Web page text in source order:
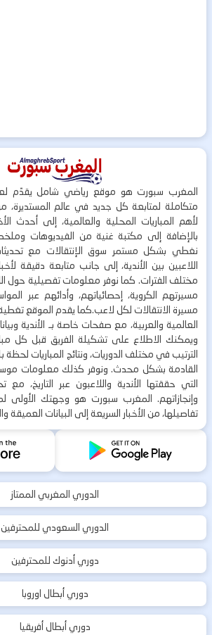
المغرب سبورت هو موقع رياضي شامل يقدّم
متكاملة لمتابعة كل جديد في عالم
لأهم المباريات المحلية والعالمية، إلى أحدث
بالإضافة إلى مكتبة غنية من الفيديوهات
نغطي بشكل مستمر سوق الإنتقالات مع
اللاعبين بين الأندية، إلى جانب متابعة دقيقة
مختلف الفترات. كما نوفر معلومات تفصيلية حول
مسيرتهم الكروية، إحصائياتهم، وأدائهم عبر
مسيرة الانتقالات لكل لاعب.كما يقدم الموقع
العالمية والعربية، مع صفحات خاصة بـ الأندية
ويمكنك الاطلاع على تشكيلة الفريق قبل كل
الترتيب في مختلف الدوريات، ونتائج المباريات
القادمة بشكل محدث. ونوفر كذلك معلومات
التي حققتها الأندية واللاعبون عبر التاريخ،
وإنجازاتهم. المغرب سبورت هو وجهتك الأولى
تفاصيلها، من الأخبار السريعة إلى البيانات العميقة
الدوري المغربي الممتاز
الدوري السعودي للمحترفين
دوري أدنوك للمحترفين
دوري أبطال اوروبا
دوري أبطال أفريقيا